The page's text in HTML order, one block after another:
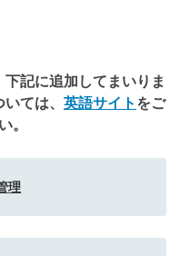
記に追加してまいりま
ては、 英語サイトをご
。
理